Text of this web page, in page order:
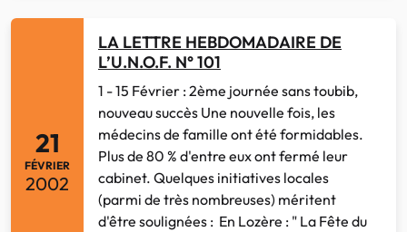
21
FÉVRIER
2002
LA LETTRE HEBDOMADAIRE DE
L’U.N.O.F. N° 101
1 - 15 Février : 2ème journée sans toubib,
nouveau succès Une nouvelle fois, les
médecins de famille ont été formidables.
Plus de 80 % d'entre eux ont fermé leur
cabinet. Quelques initiatives locales
(parmi de très nombreuses) méritent
d'être soulignées : En Lozère : " La Fête du